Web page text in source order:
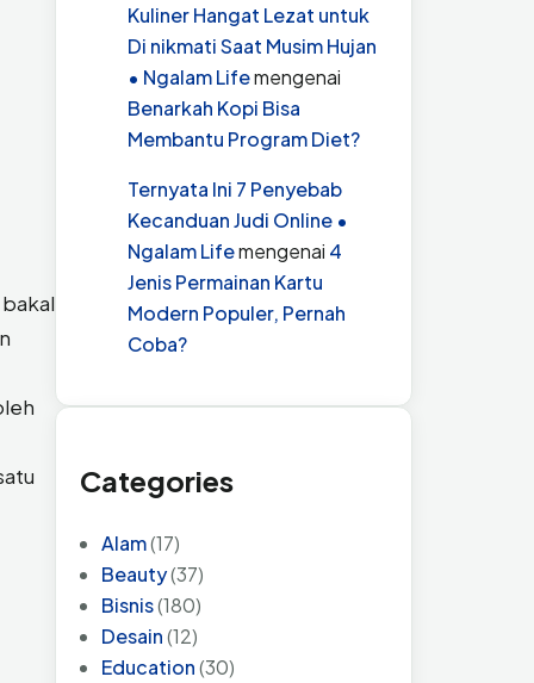
Kuliner Hangat Lezat untuk
Di nikmati Saat Musim Hujan
• Ngalam Lifemengenai
Benarkah Kopi Bisa
Membantu Program Diet?
Ternyata Ini 7 Penyebab
Kecanduan Judi Online •
Ngalam Lifemengenai 4
Jenis Permainan Kartu
Modern Populer, Pernah
Coba?
Categories
Alam(17)
Beauty(37)
Bisnis(180)
Desain(12)
Education(30)